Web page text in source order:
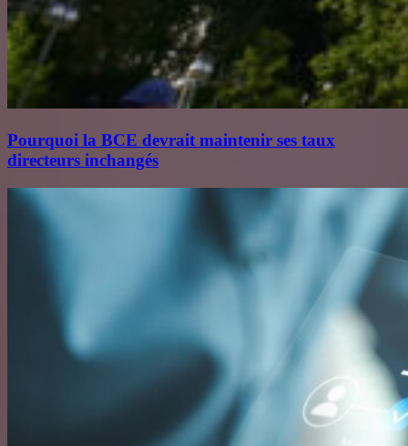
Pourquoi la BCE devrait maintenir ses taux
directeurs inchangés